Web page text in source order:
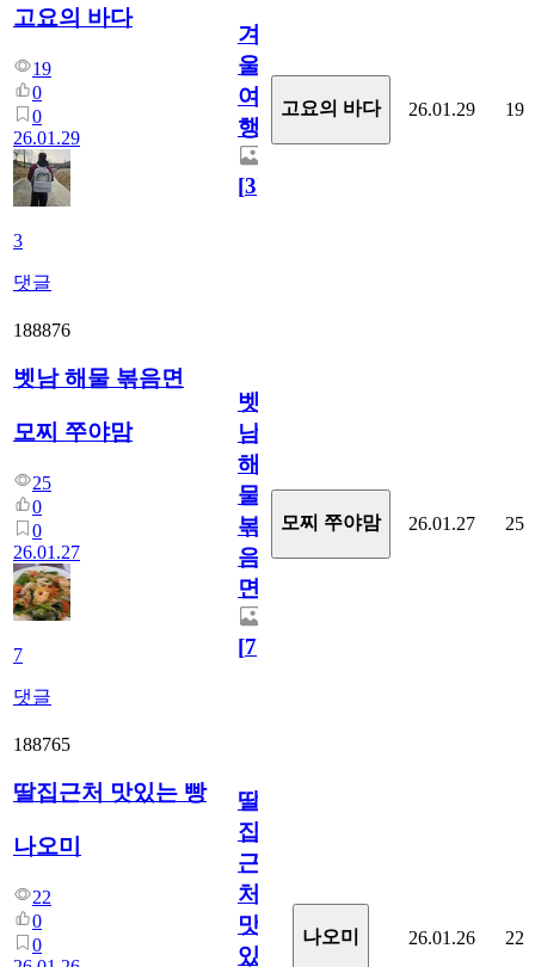
고요의 바다
19
0
0
26.01.29
3
댓글
겨
울
여
행
[3]
고요의 바다 26.01.29 19
188876
벳남 해물 볶음면
모찌 쭈야맘
25
0
0
26.01.27
7
댓글
벳
남
해
물
볶
음
면
[7]
모찌 쭈야맘 26.01.27 25
188765
딸집근처 맛있는 빵
나오미
22
0
0
딸
집
근
처
맛
있
나오미 26.01.26 22